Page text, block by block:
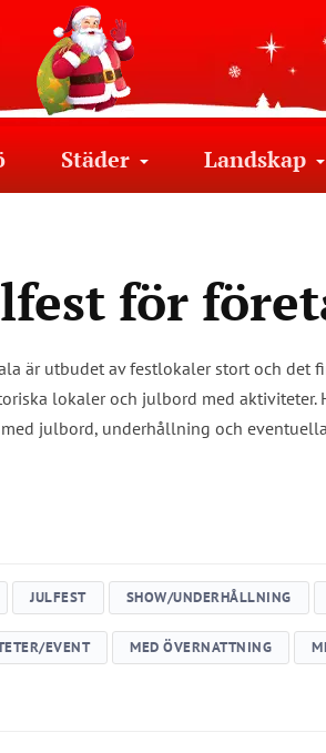
Städer Landskap
för
är utbudet av festlokaler stort och
lokaler och julbord med aktiviteter.
julbord, underhållning och
JULFEST SHOW/UNDERHÅLLNING
EVENT MED ÖVERNATTNING